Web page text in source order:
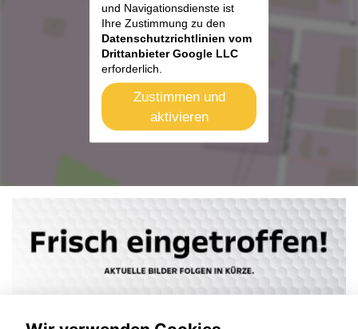
und Navigationsdienste ist
Ihre Zustimmung zu den
Datenschutzrichtlinien vom
Drittanbieter Google LLC
erforderlich.
Zustimmen und
aktivieren